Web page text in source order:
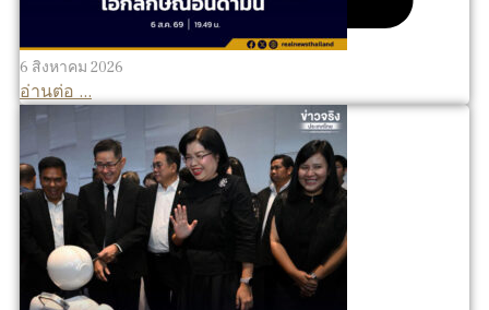
6 สิงหาคม 2026
อ่านต่อ ...